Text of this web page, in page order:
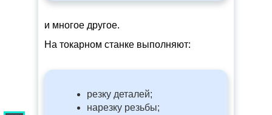
и многое другое.
На токарном станке выполняют:
резку деталей;
нарезку резьбы;